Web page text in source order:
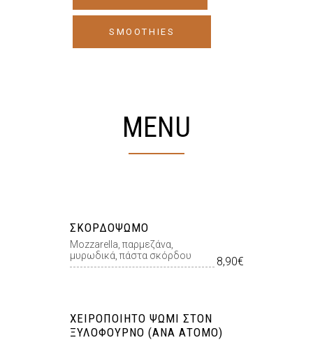
SMOOTHIES
MENU
ΣΚΟΡΔΟΨΩΜΟ
Mozzarella, παρμεζάνα,
μυρωδικά, πάστα σκόρδου
8,90€
ΧΕΙΡΟΠΟΊΗΤΟ ΨΩΜΊ ΣΤΟΝ
ΞΥΛΌΦΟΥΡΝΟ (ΑΝΆ ΆΤΟΜΟ)